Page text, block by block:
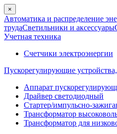
×
Автоматика и распределение
трудаСветильники и аксессуары
Учетная техника
Счетчики электроэнергии
Пускорегулирующие
Аппарат
Драйвер светодиодный
Стартер/импульсно-
Трансформатор
Трансформатор для